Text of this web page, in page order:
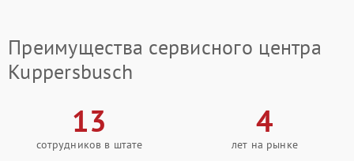
Преимущества сервисного центра
Kuppersbusch
13
сотрудников в штате
4
лет на рынке